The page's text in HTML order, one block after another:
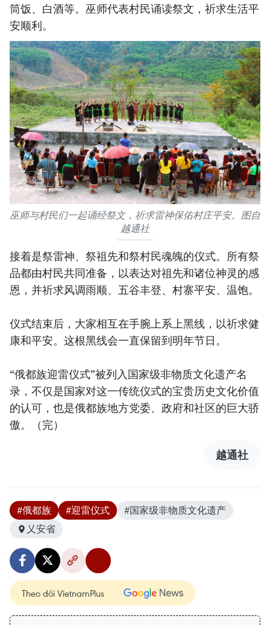
筒饭、白酒等。巫师代表村民诵读祭文，祈求生活平
安顺利。
巫师与村民们一起诵经祭文，祈求雷神保佑村庄平安。图自
越通社
接着是祭雷神、祭祖先和祭村民魂魄的仪式。所有祭
品都由村民共同准备，以表达对祖先和诸位神灵的感
恩，并祈求风调雨顺、五谷丰登、村寨平安、温饱。
仪式结束后，大家相互在手腕上系上黑线，以祈求健
康和平安。这根黑线会一直保留到明年节日。
“俄都族迎雷仪式”被列入国家级非物质文化遗产名
录，不仅是国家对这一传统仪式的宝贵历史文化价值
的认可，也是俄都族地方党委、政府和社区的巨大骄
傲。（完）
越通社
#俄都族 #迎雷仪式
#国家级非物质文化遗产
乂安省
Theo dõi VietnamPlus